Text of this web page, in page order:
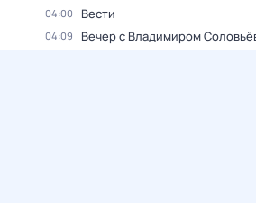
04:00 Вести
04:09 Вечер с Владимиром